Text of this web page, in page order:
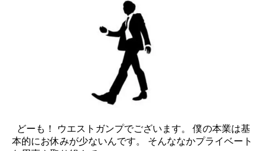
どーも！ ウエストガンプでございます。 僕の本業は基
本的にお休みが少ないんです。 そんななかプライベート